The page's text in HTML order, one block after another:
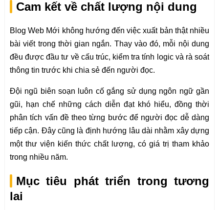
Cam kết về chất lượng nội dung
Blog Web Mới không hướng đến việc xuất bản thật nhiều
bài viết trong thời gian ngắn. Thay vào đó, mỗi nội dung
đều được đầu tư về cấu trúc, kiểm tra tính logic và rà soát
thông tin trước khi chia sẻ đến người đọc.
Đội ngũ biên soạn luôn cố gắng sử dụng ngôn ngữ gần
gũi, hạn chế những cách diễn đạt khó hiểu, đồng thời
phân tích vấn đề theo từng bước để người đọc dễ dàng
tiếp cận. Đây cũng là định hướng lâu dài nhằm xây dựng
một thư viện kiến thức chất lượng, có giá trị tham khảo
trong nhiều năm.
Mục tiêu phát triển trong tương
lai